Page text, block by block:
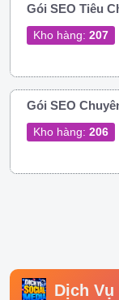
Gói SEO Tiêu
Kho hàng: 207
Gói SEO
Kho hàng: 206
Dịch